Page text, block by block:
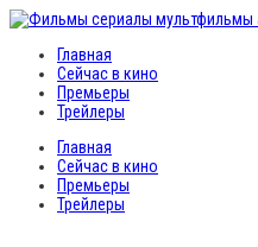
Главная
Сейчас в кино
Премьеры
Трейлеры
Главная
Сейчас в кино
Премьеры
Трейлеры